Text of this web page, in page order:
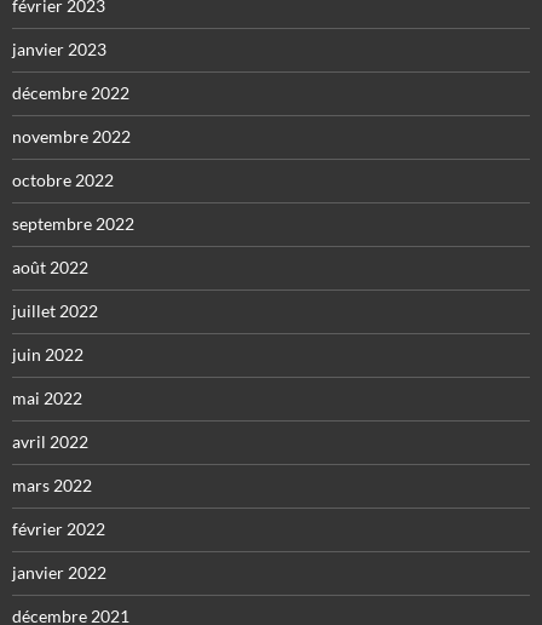
février 2023
janvier 2023
décembre 2022
novembre 2022
octobre 2022
septembre 2022
août 2022
juillet 2022
juin 2022
mai 2022
avril 2022
mars 2022
février 2022
janvier 2022
décembre 2021